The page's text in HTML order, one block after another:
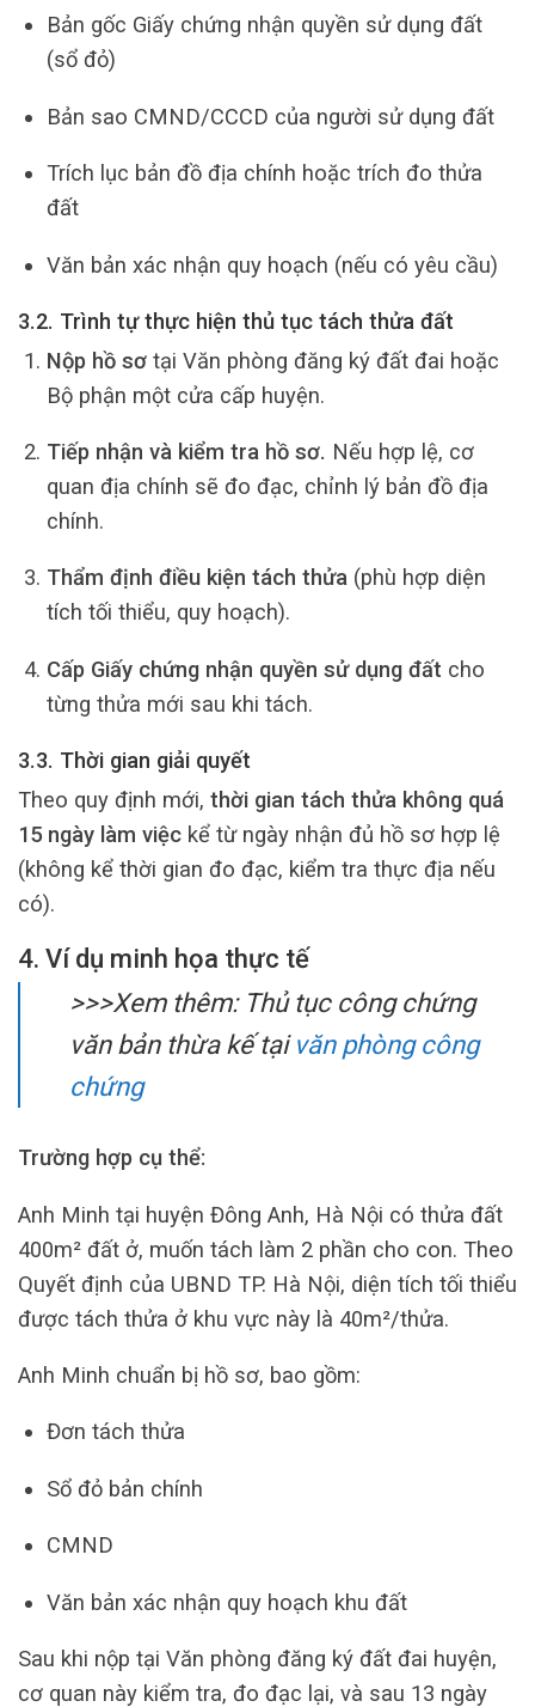
Bản gốc Giấy chứng nhận quyền sử dụng đất
(sổ đỏ)
Bản sao CMND/CCCD của người sử dụng đất
Trích lục bản đồ địa chính hoặc trích đo thửa
đất
Văn bản xác nhận quy hoạch (nếu có yêu cầu)
3.2. Trình tự thực hiện thủ tục tách thửa đất
Nộp hồ sơtại Văn phòng đăng ký đất đai hoặc
Bộ phận một cửa cấp huyện.
Tiếp nhận và kiểm tra hồ sơ. Nếu hợp lệ, cơ
quan địa chính sẽ đo đạc, chỉnh lý bản đồ địa
chính.
Thẩm định điều kiện tách thửa(phù hợp diện
tích tối thiểu, quy hoạch).
Cấp Giấy chứng nhận quyền sử dụng đất cho
từng thửa mới sau khi tách.
3.3. Thời gian giải quyết
Theo quy định mới, thời gian tách thửa không quá
15 ngày làm việc kể từ ngày nhận đủ hồ sơ hợp lệ
(không kể thời gian đo đạc, kiểm tra thực địa nếu
có).
4. Ví dụ minh họa thực tế
>>>Xem thêm: Thủ tục công chứng
văn bản thừa kế tại văn phòng công
chứng
Trường hợp cụ thể:
Anh Minh tại huyện Đông Anh, Hà Nội có thửa đất
400m² đất ở, muốn tách làm 2 phần cho con. Theo
Quyết định của UBND TP. Hà Nội, diện tích tối thiểu
được tách thửa ở khu vực này là 40m²/thửa.
Anh Minh chuẩn bị hồ sơ, bao gồm:
Đơn tách thửa
Sổ đỏ bản chính
CMND
Văn bản xác nhận quy hoạch khu đất
Sau khi nộp tại Văn phòng đăng ký đất đai huyện,
cơ quan này kiểm tra, đo đạc lại, và sau 13 ngày